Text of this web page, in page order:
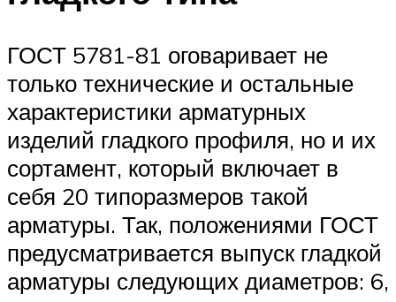
ГОСТ 5781-81 оговаривает не
только технические и остальные
характеристики арматурных
изделий гладкого профиля, но и их
сортамент, который включает в
себя 20 типоразмеров такой
арматуры. Так, положениями ГОСТ
предусматривается выпуск гладкой
арматуры следующих диаметров: 6,